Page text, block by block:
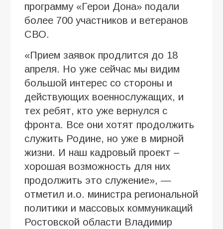
программу «Герои Дона» подали
более 700 участников и ветеранов
СВО.
«Прием заявок продлится до 18
апреля. Но уже сейчас мы видим
большой интерес со стороны и
действующих военнослужащих, и
тех ребят, кто уже вернулся с
фронта. Все они хотят продолжить
служить Родине, но уже в мирной
жизни. И наш кадровый проект –
хорошая возможность для них
продолжить это служение», —
отметил и.о. министра региональной
политики и массовых коммуникаций
Ростовской области Владимир